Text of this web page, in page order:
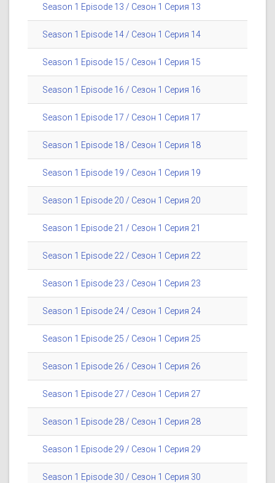
Season 1 Episode 13 / Сезон 1 Серия 13
Season 1 Episode 14 / Сезон 1 Серия 14
Season 1 Episode 15 / Сезон 1 Серия 15
Season 1 Episode 16 / Сезон 1 Серия 16
Season 1 Episode 17 / Сезон 1 Серия 17
Season 1 Episode 18 / Сезон 1 Серия 18
Season 1 Episode 19 / Сезон 1 Серия 19
Season 1 Episode 20 / Сезон 1 Серия 20
Season 1 Episode 21 / Сезон 1 Серия 21
Season 1 Episode 22 / Сезон 1 Серия 22
Season 1 Episode 23 / Сезон 1 Серия 23
Season 1 Episode 24 / Сезон 1 Серия 24
Season 1 Episode 25 / Сезон 1 Серия 25
Season 1 Episode 26 / Сезон 1 Серия 26
Season 1 Episode 27 / Сезон 1 Серия 27
Season 1 Episode 28 / Сезон 1 Серия 28
Season 1 Episode 29 / Сезон 1 Серия 29
Season 1 Episode 30 / Сезон 1 Серия 30